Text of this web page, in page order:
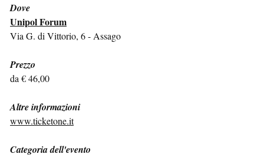
Dove
Unipol Forum
Via G. di Vittorio, 6 - Assago
Prezzo
da € 46,00
Altre informazioni
www.ticketone.it
Categoria dell'evento